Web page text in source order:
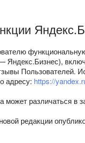
Пользователей.
адресу: https://
различаться в
редакции